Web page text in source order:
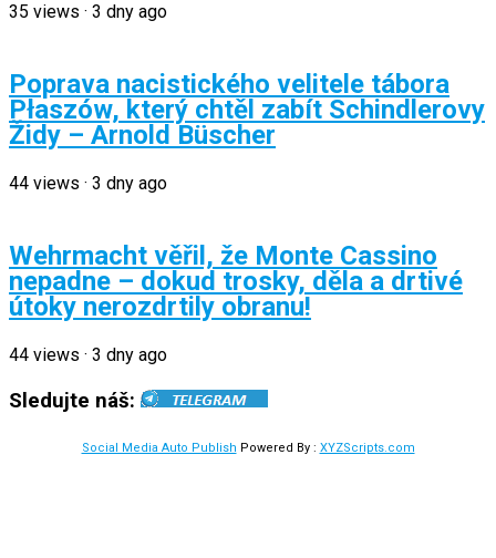
35 views · 3 dny ago
Poprava nacistického velitele tábora
Płaszów, který chtěl zabít Schindlerovy
Židy – Arnold Büscher
44 views · 3 dny ago
Wehrmacht věřil, že Monte Cassino
nepadne – dokud trosky, děla a drtivé
útoky nerozdrtily obranu!
44 views · 3 dny ago
Sledujte náš:
Social Media Auto Publish Powered By : XYZScripts.com